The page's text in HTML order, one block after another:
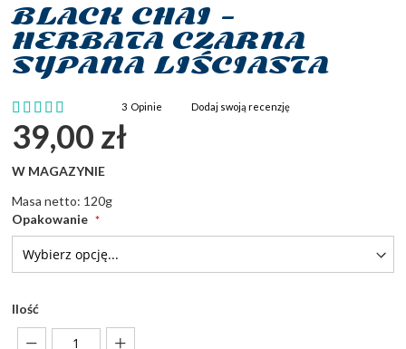
BLACK CHAI -
HERBATA CZARNA
SYPANA LIŚCIASTA
Ocena:
100
% of100
3 Opinie Dodaj swoją recenzję
39,00 zł
W MAGAZYNIE
Masa netto: 120g
Opakowanie
Ilość
Przejdź
na
początek
galerii